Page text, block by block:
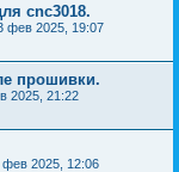
cnc3018.
фев 2025, 19:07
прошивки.
2025, 21:22
фев 2025, 12:06